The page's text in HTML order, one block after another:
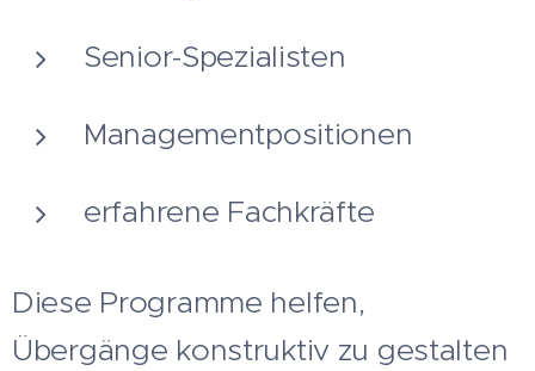
Senior-Spezialisten
Managementpositionen
erfahrene Fachkräfte
Diese Programme helfen,
Übergänge konstruktiv zu gestalten